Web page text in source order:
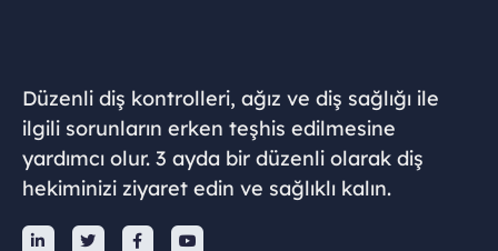
Düzenli diş kontrolleri, ağız ve diş sağlığı ile
ilgili sorunların erken teşhis edilmesine
yardımcı olur. 3 ayda bir düzenli olarak diş
hekiminizi ziyaret edin ve sağlıklı kalın.
   